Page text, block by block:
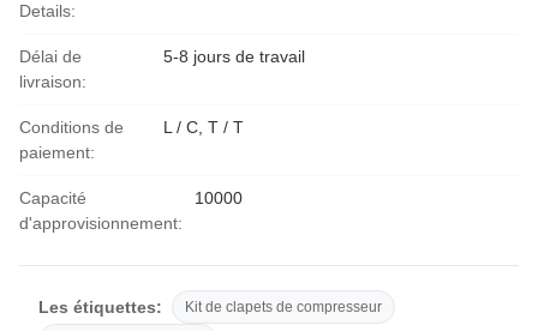
Details:
Délai de
livraison:
5-8 jours de travail
Conditions de
paiement:
L / C, T / T
Capacité
d'approvisionnement:
10000
Les étiquettes:
Kit de clapets de compresseur